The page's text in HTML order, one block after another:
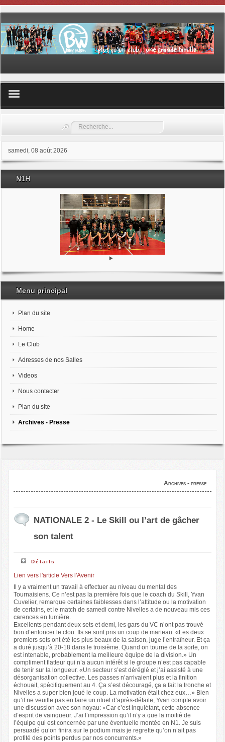
Les samedis du sport
Les stages
Documents
Rechercher
samedi, 08 août 2026
N1H
Menu principal
Plan du site
Home
Le Club
Adresses de nos Salles
Videos
Nous contacter
Plan du site
Archives - Presse
Archives - presse
NATIONALE 2 - Le Skill ou l’art de gâcher
son talent
Détails
Lien vers l'article Vers l'Avenir
Il y a vraiment un travail à effectuer au niveau du mental des
Tournaisiens. Ce n’est pas la première fois que le coach du Skill, Yvan
Cuvelier, remarque certaines faiblesses dans l’attitude ou la motivation
de certains, et le match de samedi contre Nivelles a de nouveau mis ces
carences en lumière.
Excellents pendant deux sets et demi, les gars du VC n’ont pas trouvé
bon d’enfoncer le clou. Ils se sont pris un coup de marteau. «Les deux
premiers sets ont été les plus beaux de la saison, juge l’entraîneur. Et ça
a duré jusqu’à 20-18 dans le troisième. Quand on tourne de la sorte, on
est intenable, probablement la meilleure équipe de la division.» Un
compliment flatteur qui n’a aucun intérêt si le groupe n’est pas capable
de tenir sur la longueur. «Un secteur s’est déréglé et j’ai assisté à une
désorganisation collective. Les passes n’arrivaient plus et la finition
échouait, spécifiquement au 4. Ça s’est découragé, ça a fait la tronche et
Nivelles a super bien joué le coup. La motivation était chez eux…» Bien
qu’il ne veuille pas en faire un rituel d’après-défaite, Yvan compte avoir
une discussion avec son noyau: «Car c’est inquiétant, cette absence
d’esprit de vainqueur. J’ai l’impression qu’il n’y a que la moitié de
l’équipe qui est concernée par une éventuelle montée en N1. Je suis
persuadé qu’on finira sur le podium mais je regrette qu’on n’ait pas
profité des points perdus par nos concurrents.»